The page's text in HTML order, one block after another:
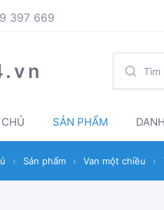
397 669
KIẾM:
SẢN PHẨM
› Sản phẩm › Van một chiều ›